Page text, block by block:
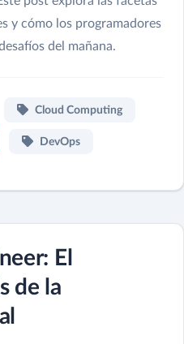
y cómo los programadores
del mañana.
Cloud Computing
DevOps
El
de la